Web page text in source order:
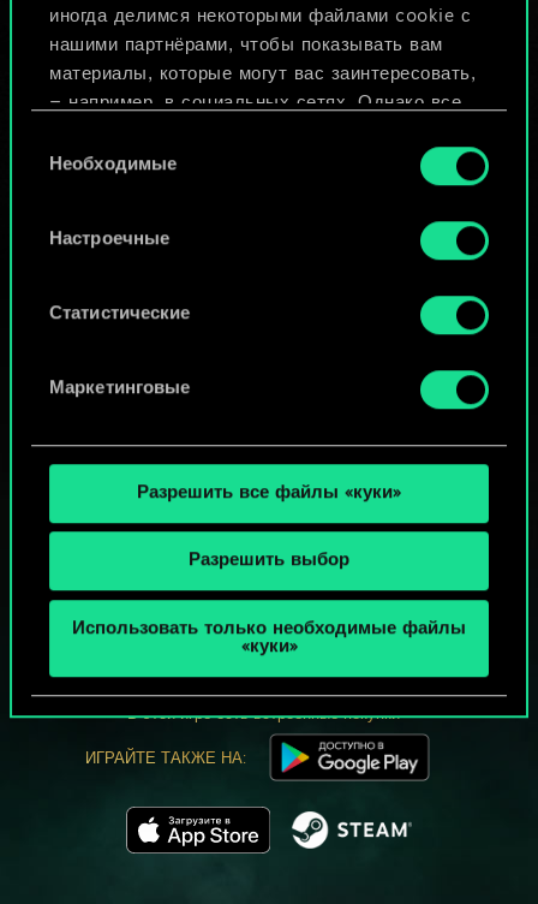
иногда делимся некоторыми файлами cookie с
нашими партнёрами, чтобы показывать вам
материалы, которые могут вас заинтересовать,
— например, в социальных сетях. Однако все
разрешения.
Найти подробную информацию о том, как мы
используем ваши файлы cookie, и изменить
«Настройки» ниже.
согласия
Необходимые
Настроечные
Статистические
Маркетинговые
Разрешить все файлы «куки»
Разрешить выбор
Использовать только необходимые файлы
«куки»
ИЛИ
МОЖЕТ ПАРТЕЕЧКУ В ГВИНТ?
ИГРАТЬ
БЕСПЛАТНО НА ПК
В этой игре есть встроенные покупки
ИГРАЙТЕ ТАКЖЕ НА: